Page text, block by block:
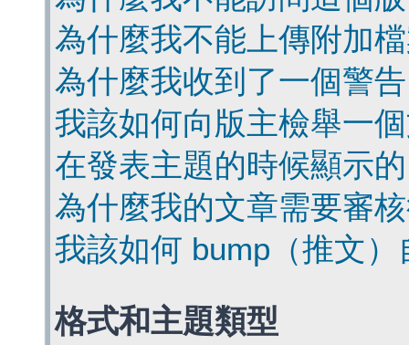
為什麼我不能上傳附加
為什麼我收到了一個警
我該如何向版主檢舉一
在發表主題的時候顯示
為什麼我的文章需要審
我該如何 bump（推文
格式和主題類型